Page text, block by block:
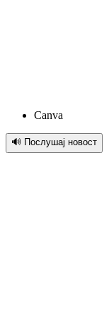
Canva
🔊 Послушај новост